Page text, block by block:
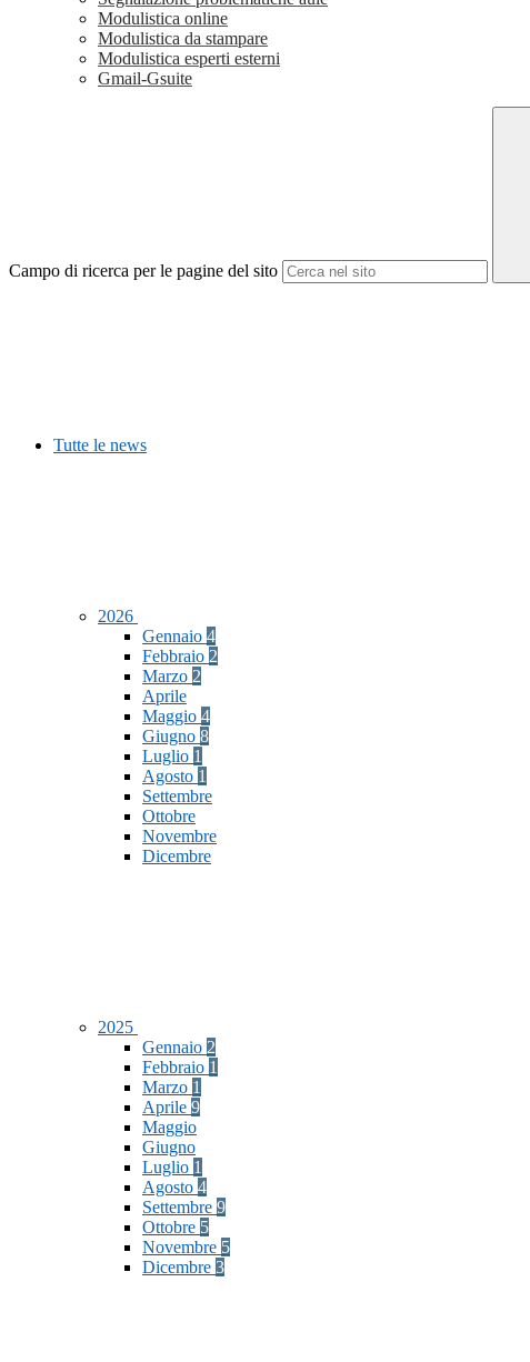
Modulistica online
Modulistica da stampare
Modulistica esperti esterni
Gmail-Gsuite
Campo di ricerca per le pagine del sito
Tutte le news
2026
Gennaio 4
Febbraio 2
Marzo 2
Aprile
Maggio 4
Giugno 8
Luglio 1
Agosto 1
Settembre
Ottobre
Novembre
Dicembre
2025
Gennaio 2
Febbraio 1
Marzo 1
Aprile 9
Maggio
Giugno
Luglio 1
Agosto 4
Settembre 9
Ottobre 5
Novembre 5
Dicembre 3